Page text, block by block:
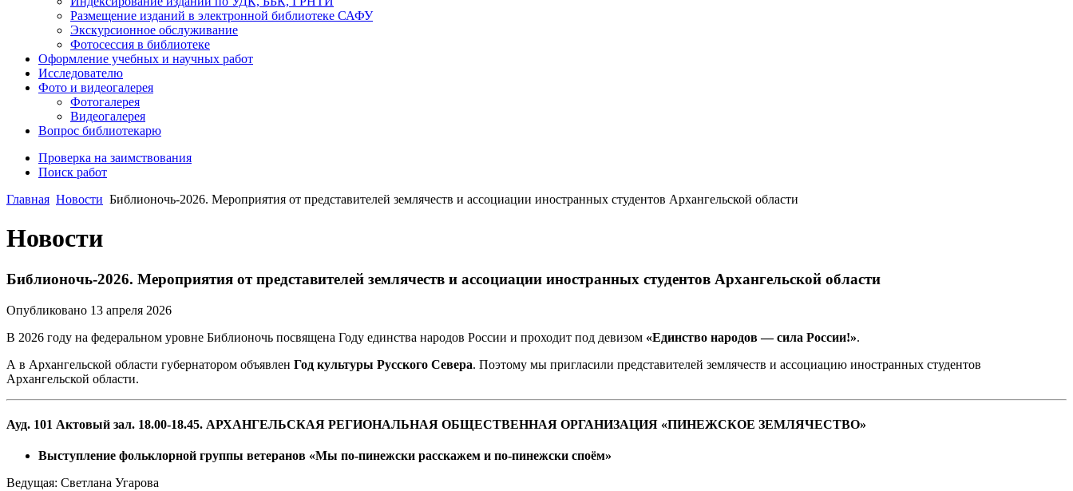
Размещение изданий в электронной библиотеке САФУ
Экскурсионное обслуживание
Фотосессия в библиотеке
Оформление учебных и научных работ
Исследователю
Фото и видеогалерея
Фотогалерея
Видеогалерея
Вопрос библиотекарю
Проверка на заимствования
Поиск работ
Главная Новости Библионочь-2026. Мероприятия от представителей землячеств и ассоциации иностранных студентов Архангельской области
Новости
Библионочь-2026. Мероприятия от представителей землячеств и ассоциации иностранных студентов Архангельской области
Опубликовано 13 апреля 2026
В 2026 году на федеральном уровне Библионочь посвящена Году единства народов России и проходит под девизом «Единство народов — сила России!».
А в Архангельской области губернатором объявлен Год культуры Русского Севера. Поэтому мы пригласили представителей землячеств и ассоциацию иностранных студентов
Архангельской области.
Ауд. 101 Актовый зал. 18.00-18.45. АРХАНГЕЛЬСКАЯ РЕГИОНАЛЬНАЯ ОБЩЕСТВЕННАЯ ОРГАНИЗАЦИЯ «ПИНЕЖСКОЕ ЗЕМЛЯЧЕСТВО»
Выступление фольклорной группы ветеранов «Мы по-пинежски расскажем и по-пинежски споём»
Ведущая: Светлана Угарова